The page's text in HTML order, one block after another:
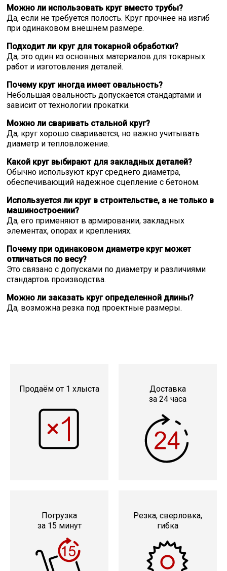
Можно ли использовать круг вместо трубы?
Да, если не требуется полость. Круг прочнее на изгиб
при одинаковом внешнем размере.
Подходит ли круг для токарной обработки?
Да, это один из основных материалов для токарных
работ и изготовления деталей.
Почему круг иногда имеет овальность?
Небольшая овальность допускается стандартами и
зависит от технологии прокатки.
Можно ли сваривать стальной круг?
Да, круг хорошо сваривается, но важно учитывать
диаметр и тепловложение.
Какой круг выбирают для закладных деталей?
Обычно используют круг среднего диаметра,
обеспечивающий надежное сцепление с бетоном.
Используется ли круг в строительстве, а не только в
машиностроении?
Да, его применяют в армировании, закладных
элементах, опорах и креплениях.
Почему при одинаковом диаметре круг может
отличаться по весу?
Это связано с допусками по диаметру и различиями
стандартов производства.
Можно ли заказать круг определенной длины?
Да, возможна резка под проектные размеры.
Продаём от 1 хлыста
Доставка
за 24 часа
Погрузка
за 15 минут
Резка, сверловка,
гибка